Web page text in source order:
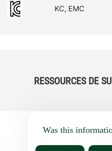
KC, EMC
RESSOURCES DE
Was this